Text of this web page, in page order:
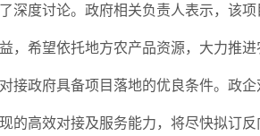
深度讨论。政府相关负责人表示，该
，希望依托地方农产品资源，大力推
接政府具备项目落地的优良条件。政
的高效对接及服务能力，将尽快拟订